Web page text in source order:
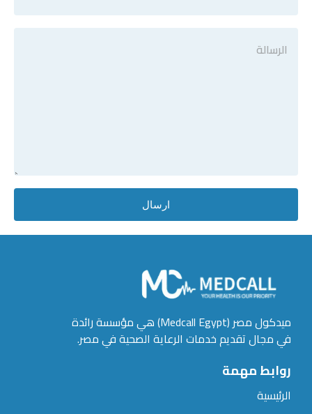
ارسال
ميدكول مصر (Medcall Egypt) هي مؤسسة رائدة
في مجال تقديم خدمات الرعاية الصحية في مصر.
روابط مهمة
الرئيسية